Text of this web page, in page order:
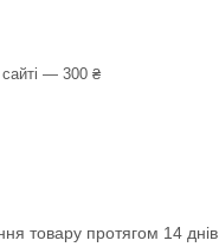
— 300 ₴
товару протягом 14 днів